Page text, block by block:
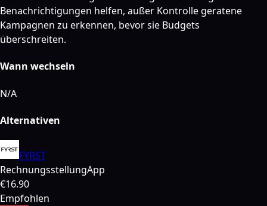
Benachrichtigungen helfen, außer Kontrolle geratene
Kampagnen zu erkennen, bevor sie Budgets
überschreiten.
Wann wechseln
N/A
Alternativen
FYRST
RechnungsstellungApp
€16.90
Empfohlen